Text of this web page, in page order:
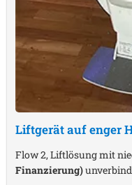
Liftgerät auf enger
Flow 2, Liftlösung mit
Finanzierung)